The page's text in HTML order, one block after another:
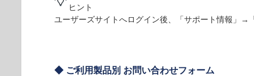
ヒント
ユーザーズサイトへログイン後、「サポート情報」→
◆ ご利用製品別 お問い合わせフォーム